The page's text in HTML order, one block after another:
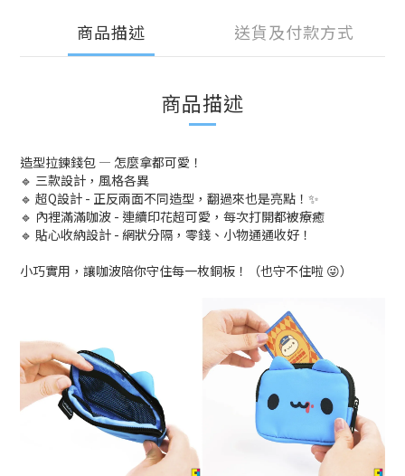
商品描述 送貨及付款方式
商品描述
造型拉鍊錢包 — 怎麼拿都可愛！
🔹 三款設計，風格各異
🔹 超Q設計 - 正反兩面不同造型，翻過來也是亮點！✨
🔹 內裡滿滿咖波 - 連續印花超可愛，每次打開都被療癒
🔹 貼心收納設計 - 網狀分隔，零錢、小物通通收好！
小巧實用，讓咖波陪你守住每一枚銅板！（也守不住啦 😜）